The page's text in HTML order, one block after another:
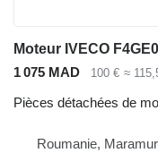
1 075 MAD 100 € ≈
Pièces détachées de
Roumanie,